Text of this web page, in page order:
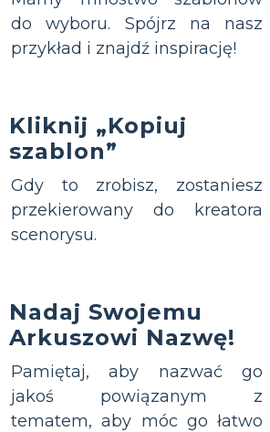
do wyboru. Spójrz na nasz
przykład i znajdź inspirację!
Kliknij „Kopiuj
szablon”
Gdy to zrobisz, zostaniesz
przekierowany do kreatora
scenorysu.
Nadaj Swojemu
Arkuszowi Nazwę!
Pamiętaj, aby nazwać go
jakoś powiązanym z
tematem, aby móc go łatwo